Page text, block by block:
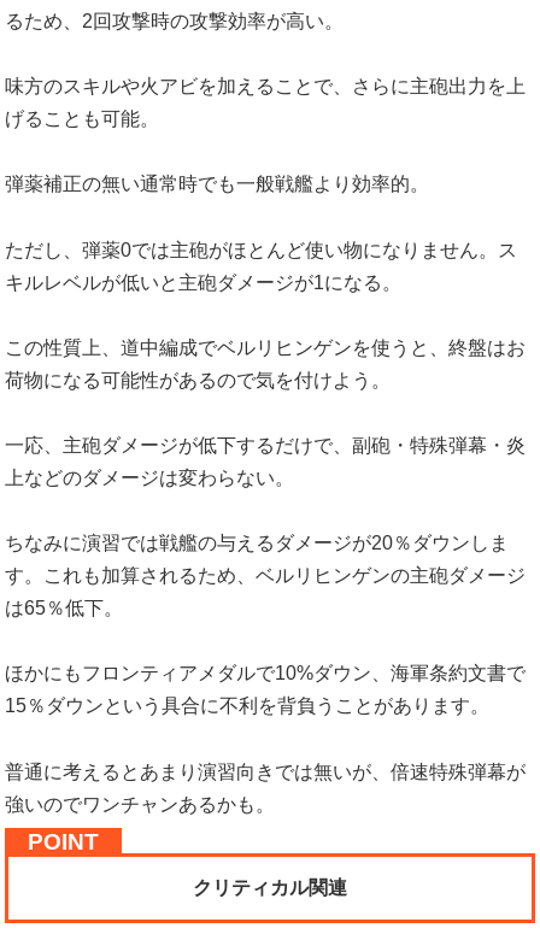
るため、2回攻撃時の攻撃効率が高い。
味方のスキルや火アビを加えることで、さらに主砲出力を上
げることも可能。
弾薬補正の無い通常時でも一般戦艦より効率的。
ただし、弾薬0では主砲がほとんど使い物になりません。ス
キルレベルが低いと主砲ダメージが1になる。
この性質上、道中編成でベルリヒンゲンを使うと、終盤はお
荷物になる可能性があるので気を付けよう。
一応、主砲ダメージが低下するだけで、副砲・特殊弾幕・炎
上などのダメージは変わらない。
ちなみに演習では戦艦の与えるダメージが20％ダウンしま
す。これも加算されるため、ベルリヒンゲンの主砲ダメージ
は65％低下。
ほかにもフロンティアメダルで10%ダウン、海軍条約文書で
15％ダウンという具合に不利を背負うことがあります。
普通に考えるとあまり演習向きでは無いが、倍速特殊弾幕が
強いのでワンチャンあるかも。
クリティカル関連